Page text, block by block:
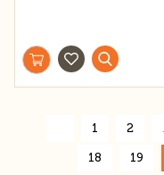
1 2
18 19